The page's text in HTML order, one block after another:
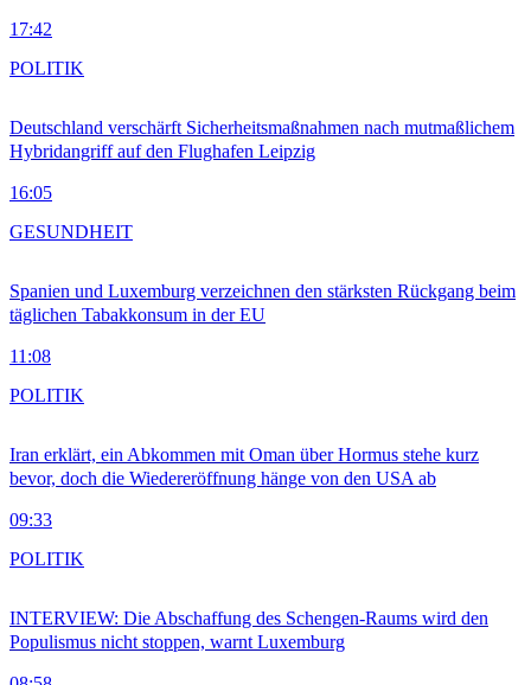
17:42
Deutschland verschärft Sicherheitsmaßnahmen nach mutmaßlichem
Hybridangriff auf den Flughafen Leipzig
16:05
POLITIK
Spanien und Luxemburg verzeichnen den stärksten Rückgang beim
täglichen Tabakkonsum in der EU
11:08
GESUNDHEIT
Iran erklärt, ein Abkommen mit Oman über Hormus stehe kurz
bevor, doch die Wiedereröffnung hänge von den USA ab
09:33
POLITIK
INTERVIEW: Die Abschaffung des Schengen-Raums wird den
Populismus nicht stoppen, warnt Luxemburg
POLITIK